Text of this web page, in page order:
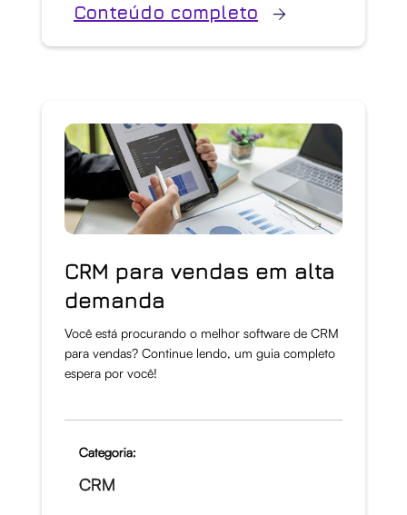
Conteúdo completo
CRM para vendas em alta
demanda
Você está procurando o melhor software de CRM
para vendas? Continue lendo, um guia completo
espera por você!
Categoria:
CRM